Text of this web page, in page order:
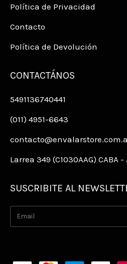
Política de Privacidad
Contacto
Política de Devolución
CONTACTÁNOS
5491136740441
(011) 4951-6643
Larrea 349 (C1030AAG) CABA
SUSCRIBITE AL